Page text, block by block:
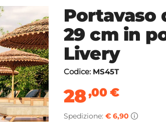
Portavaso
29 cm in
Livery
Codice: MS45T
28,00€
Spedizione: € 6,90